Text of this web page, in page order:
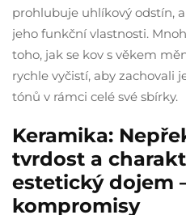
prohlubuje uhlíkový odstín,
jeho funkční vlastnosti.
toho, jak se kov s věkem
rychle vyčistí, aby zachovali
tónů v rámci celé své sbírky.
Keramika:
tvrdost a
estetický dojem
kompromisy